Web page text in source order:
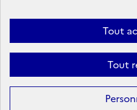
Tout
Tout
Mentions légales
conforme
Politique
Sauf mention contraire, tous les